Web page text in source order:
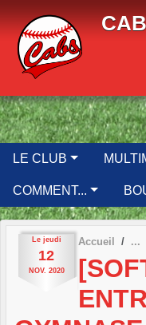
LE CLUB
COMMENT...
Le jeudi
12
NOV. 2020
Accueil